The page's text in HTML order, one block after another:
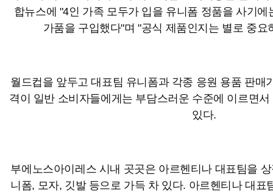
합뉴스에 "4인 가족 모두가 입을 유니폼 정품을 사기
가품을 구입했다"며 "공식 제품인지는 별로 중요
월드컵을 앞두고 대표팀 유니폼과 각종 응원 용품 판매
격이 일반 소비자들에게는 부담스러운 수준에 이르면
있다.
부에노스아이레스 시내 곳곳은 아르헨티나 대표팀을
니폼, 모자, 깃발 등으로 가득 차 있다. 아르헨티나 대표